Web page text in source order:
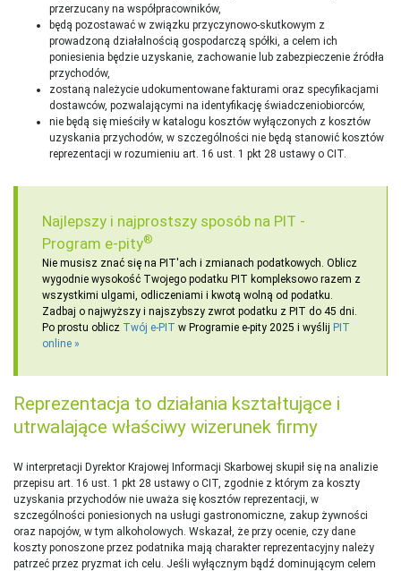
przerzucany na współpracowników,
będą pozostawać w związku przyczynowo-skutkowym z
prowadzoną działalnością gospodarczą spółki, a celem ich
poniesienia będzie uzyskanie, zachowanie lub zabezpieczenie źródła
przychodów,
zostaną należycie udokumentowane fakturami oraz specyfikacjami
dostawców, pozwalającymi na identyfikację świadczeniobiorców,
nie będą się mieściły w katalogu kosztów wyłączonych z kosztów
uzyskania przychodów, w szczególności nie będą stanowić kosztów
reprezentacji w rozumieniu art. 16 ust. 1 pkt 28 ustawy o CIT.
Najlepszy i najprostszy sposób na PIT -
Program e-pity®
Nie musisz znać się na PIT'ach i zmianach podatkowych. Oblicz
wygodnie wysokość Twojego podatku PIT kompleksowo razem z
wszystkimi ulgami, odliczeniami i kwotą wolną od podatku.
Zadbaj o najwyższy i najszybszy zwrot podatku z PIT do 45 dni.
Po prostu oblicz Twój e-PIT w Programie e-pity 2025 i wyślij PIT
online
Reprezentacja to działania kształtujące i
utrwalające właściwy wizerunek firmy
W interpretacji Dyrektor Krajowej Informacji Skarbowej skupił się na analizie
przepisu art. 16 ust. 1 pkt 28 ustawy o CIT, zgodnie z którym za koszty
uzyskania przychodów nie uważa się kosztów reprezentacji, w
szczególności poniesionych na usługi gastronomiczne, zakup żywności
oraz napojów, w tym alkoholowych. Wskazał, że przy ocenie, czy dane
koszty ponoszone przez podatnika mają charakter reprezentacyjny należy
patrzeć przez pryzmat ich celu. Jeśli wyłącznym bądź dominującym celem